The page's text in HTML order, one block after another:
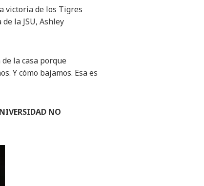
victoria de los Tigres
la JSU, Ashley
la casa porque
Y cómo bajamos. Esa es
NO